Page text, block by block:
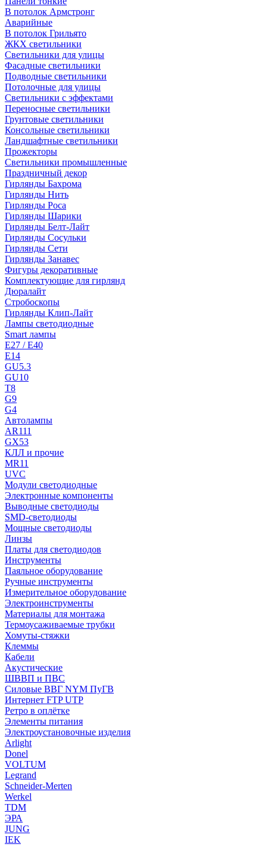
В потолок Армстронг
Аварийные
В потолок Грильято
ЖКХ светильники
Светильники для улицы
Фасадные светильники
Подводные светильники
Потолочные для улицы
Светильники с эффектами
Переносные светильники
Грунтовые светильники
Консольные светильники
Ландшафтные светильники
Прожекторы
Светильники промышленные
Праздничный декор
Гирлянды Бахрома
Гирлянды Нить
Гирлянды Роса
Гирлянды Шарики
Гирлянды Белт-Лайт
Гирлянды Сосульки
Гирлянды Сети
Гирлянды Занавес
Фигуры декоративные
Комплектующие для гирлянд
Дюралайт
Стробоскопы
Гирлянды Клип-Лайт
Лампы светодиодные
Smart лампы
E27 / E40
E14
GU5.3
GU10
T8
G9
G4
Автолампы
AR111
GX53
КЛЛ и прочие
MR11
UVC
Модули светодиодные
Электронные компоненты
Выводные светодиоды
SMD-светодиоды
Мощные светодиоды
Линзы
Платы для светодиодов
Инструменты
Паяльное оборудование
Ручные инструменты
Измерительное оборудование
Электроинструменты
Материалы для монтажа
Термоусаживаемые трубки
Хомуты-стяжки
Клеммы
Кабели
Акустические
ШВВП и ПВС
Силовые ВВГ NYM ПуГВ
Интернет FTP UTP
Ретро в оплётке
Элементы питания
Электроустановочные изделия
Arlight
Donel
VOLTUM
Legrand
Schneider-Merten
Werkel
TDM
ЭРА
JUNG
IEK